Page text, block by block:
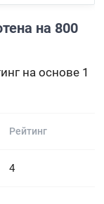
на 800
на основе 1
Рейтинг
4